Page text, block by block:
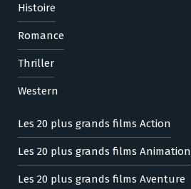
Histoire
Romance
Thriller
Western
Les 20 plus grands films Action
Les 20 plus grands films Animation
Les 20 plus grands films Aventure